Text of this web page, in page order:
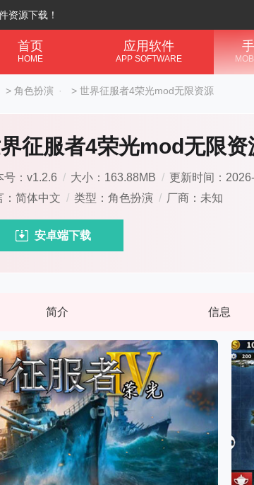
资源下载！
首页
HOME
应用软件
APP SOFTWARE
> 角色扮演 > 世界征服者4荣光mod无限资源
征服者4荣光mod无限资
号：v1.2.6 / 大小：163.88MB / 更新时间：
：简体中文 / 类型：角色扮演 / 厂商：未知
安卓端下载
简介 信息